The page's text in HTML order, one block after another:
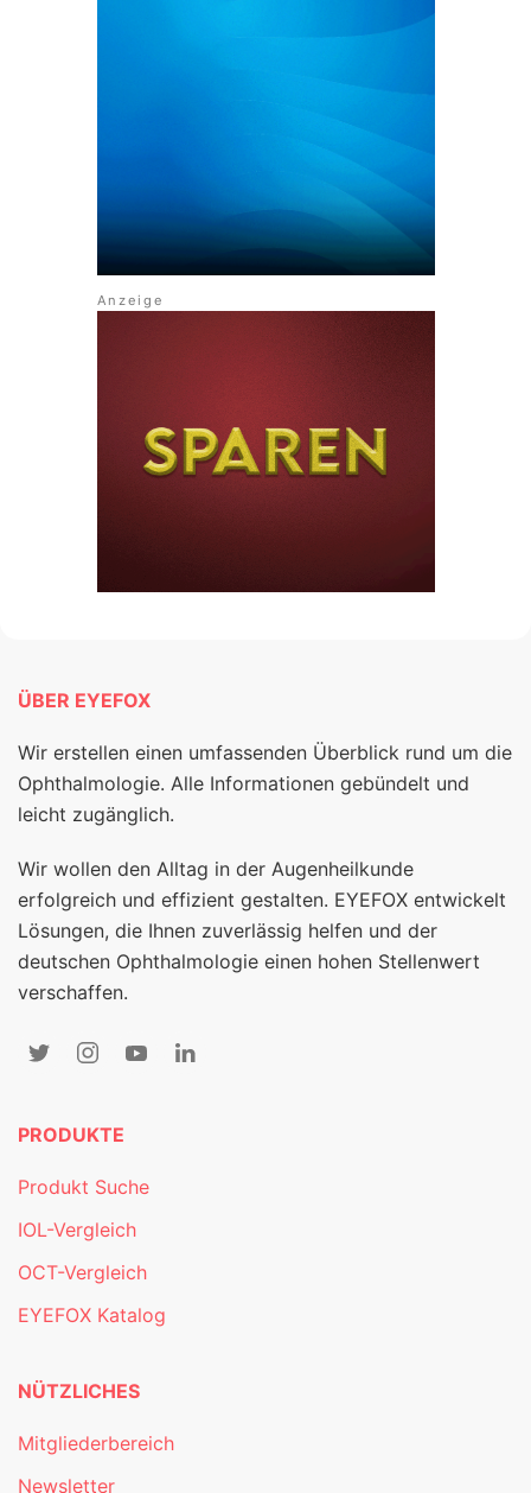
ÜBER EYEFOX
Wir erstellen einen umfassenden Überblick rund um die
Ophthalmologie. Alle Informationen gebündelt und
leicht zugänglich.
Wir wollen den Alltag in der Augenheilkunde
erfolgreich und effizient gestalten. EYEFOX entwickelt
Lösungen, die Ihnen zuverlässig helfen und der
deutschen Ophthalmologie einen hohen Stellenwert
verschaffen.
PRODUKTE
Produkt Suche
IOL-Vergleich
OCT-Vergleich
EYEFOX Katalog
NÜTZLICHES
Mitgliederbereich
Newsletter